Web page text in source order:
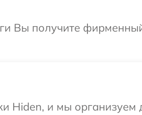
Вы получите
и мы организуем